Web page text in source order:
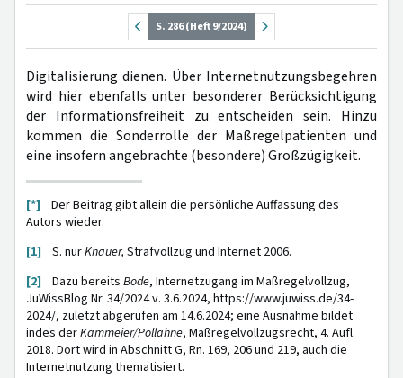
S. 286 (Heft 9/2024)
Digitalisierung dienen. Über Internetnutzungsbegehren
wird hier ebenfalls unter besonderer Berücksichtigung
der Informationsfreiheit zu entscheiden sein. Hinzu
kommen die Sonderrolle der Maßregelpatienten und
eine insofern angebrachte (besondere) Großzügigkeit.
[*] Der Beitrag gibt allein die persönliche Auffassung des
Autors wieder.
[1] S. nurKnauer, Strafvollzug und Internet 2006.
[2] Dazu bereits Bode, Internetzugang im Maßregelvollzug,
JuWissBlog Nr. 34/2024 v. 3.6.2024, https://www.juwiss.de/34-
2024/, zuletzt abgerufen am 14.6.2024; eine Ausnahme bildet
indes derKammeier/Pollähne, Maßregelvollzugsrecht, 4. Aufl.
2018. Dort wird in Abschnitt G, Rn. 169, 206 und 219, auch die
Internetnutzung thematisiert.